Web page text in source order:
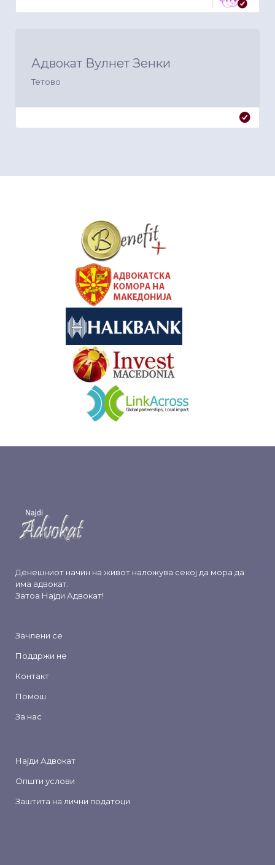
Адвокат Вулнет Зенки
Тетово
Денешниот начин на живот наложува секој да мора да
има адвокат.
Затоа Најди Адвокат!
Зачлени се
Поддржи не
Контакт
Помош
За нас
Најди Адвокат
Општи услови
Заштита на лични податоци